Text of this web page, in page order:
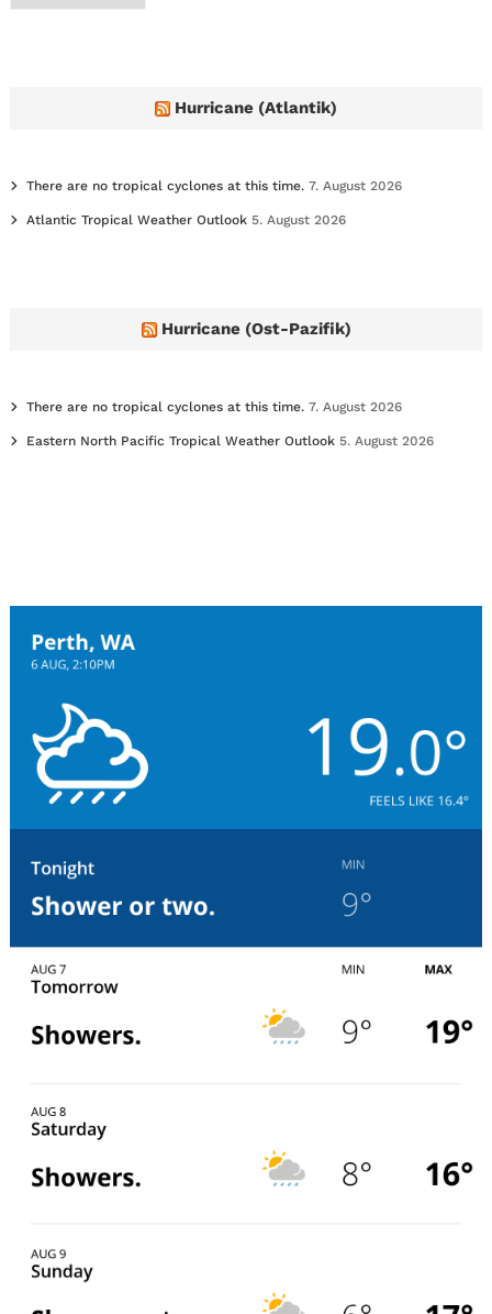
Hurricane (Atlantik)
There are no tropical cyclones at this time. 7. August 2026
Atlantic Tropical Weather Outlook 5. August 2026
Hurricane (Ost-Pazifik)
There are no tropical cyclones at this time. 7. August 2026
Eastern North Pacific Tropical Weather Outlook 5. August 2026